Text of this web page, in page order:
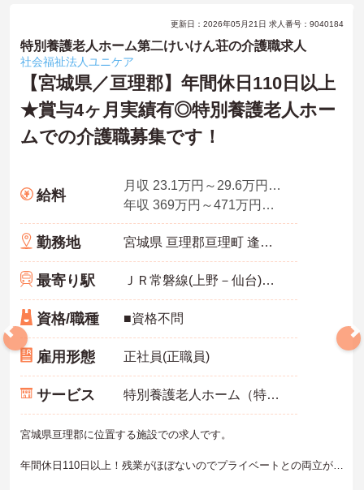
更新日：2026年05月21日 求人番号：9040184
特別養護老人ホーム第二けいけん荘の介護職求人
社会福祉法人ユニケア
【宮城県／亘理郡】年間休日110日以上
★賞与4ヶ月実績有◎特別養護老人ホー
ムでの介護職募集です！
給料
月収 23.1万円～29.6万円程度 諸手当込
年収 369万円～471万円程度 賞与込
勤務地 宮城県 亘理郡亘理町 逢隈牛袋字境8
最寄り駅 ＪＲ常磐線(上野－仙台)「逢隈駅」バス・車7分
資格/職種 ■資格不問
雇用形態 正社員(正職員)
サービス 特別養護老人ホーム（特養）
宮城県亘理郡に位置する施設での求人です。
年間休日110日以上！残業がほぼないのでプライベートとの両立が出